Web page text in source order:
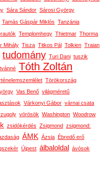
Sára Sándor Sárosi György
Tamás Gáspár Miklós Tanzánia
Templomhegy Thietmar Thorma
Mihály Tisza Titkos Pál Tolkien Traian
tudomány Turi Dani tuszik
Tóth Zoltán
Törökország
Vas Benő világméretű
Várkonyi Gábor várnai csata
vörösök Washington Woodrow
zsidókérdés Zsigmond zsigmond:
ÁMK Ázsia
Ébredő erő
Újpest álbaloldal
ávósok